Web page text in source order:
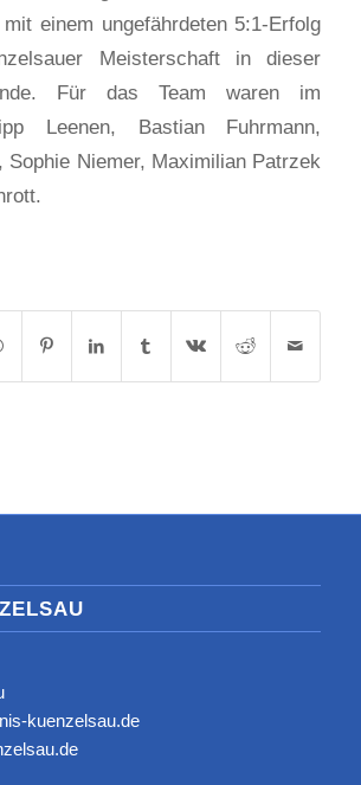
einem ungefährdeten 5:1-Erfolg
Meisterschaft in dieser
Für das Team waren im
Leenen, Bastian Fuhrmann,
Sophie Niemer, Maximilian Patrzek
kuenzelsau.de